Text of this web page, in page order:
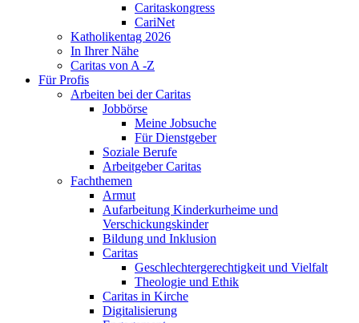
Caritaskongress
CariNet
Katholikentag 2026
In Ihrer Nähe
Caritas von A -Z
Für Profis
Arbeiten bei der Caritas
Jobbörse
Meine Jobsuche
Für Dienstgeber
Soziale Berufe
Arbeitgeber Caritas
Fachthemen
Armut
Aufarbeitung Kinderkurheime und
Verschickungskinder
Bildung und Inklusion
Caritas
Geschlechtergerechtigkeit und Vielfalt
Theologie und Ethik
Caritas in Kirche
Digitalisierung